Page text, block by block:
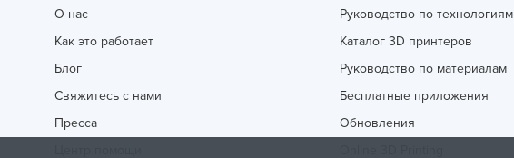
О нас
Как это работает
Блог
Свяжитесь с нами
Пресса
Руководство по технологиям
Каталог 3D принтеров
Руководство по материалам
Бесплатные приложения
Обновления